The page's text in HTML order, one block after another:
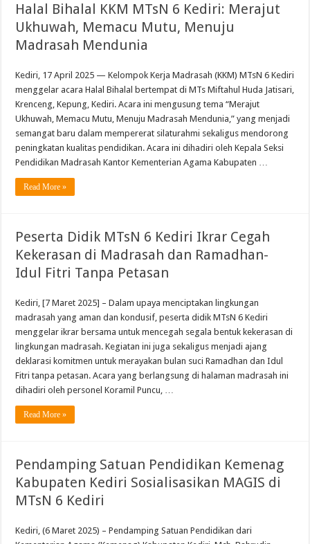
Halal Bihalal KKM MTsN 6 Kediri: Merajut
Ukhuwah, Memacu Mutu, Menuju
Madrasah Mendunia
Kediri, 17 April 2025 — Kelompok Kerja Madrasah (KKM) MTsN 6 Kediri
menggelar acara Halal Bihalal bertempat di MTs Miftahul Huda Jatisari,
Krenceng, Kepung, Kediri. Acara ini mengusung tema “Merajut
Ukhuwah, Memacu Mutu, Menuju Madrasah Mendunia,” yang menjadi
semangat baru dalam mempererat silaturahmi sekaligus mendorong
peningkatan kualitas pendidikan. Acara ini dihadiri oleh Kepala Seksi
Pendidikan Madrasah Kantor Kementerian Agama Kabupaten …
Read More »
Peserta Didik MTsN 6 Kediri Ikrar Cegah
Kekerasan di Madrasah dan Ramadhan-
Idul Fitri Tanpa Petasan
Kediri, [7 Maret 2025] – Dalam upaya menciptakan lingkungan
madrasah yang aman dan kondusif, peserta didik MTsN 6 Kediri
menggelar ikrar bersama untuk mencegah segala bentuk kekerasan di
lingkungan madrasah. Kegiatan ini juga sekaligus menjadi ajang
deklarasi komitmen untuk merayakan bulan suci Ramadhan dan Idul
Fitri tanpa petasan. Acara yang berlangsung di halaman madrasah ini
dihadiri oleh personel Koramil Puncu, …
Read More »
Pendamping Satuan Pendidikan Kemenag
Kabupaten Kediri Sosialisasikan MAGIS di
MTsN 6 Kediri
Kediri, (6 Maret 2025) – Pendamping Satuan Pendidikan dari